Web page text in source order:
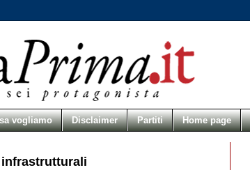
vogliamo Disclaimer Partiti Home page